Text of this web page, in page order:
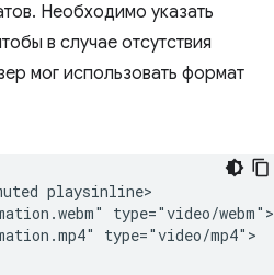
Необходимо указать
в случае отсутствия
мог использовать формат
playsinline>
type="video/webm">
type="video/mp4">